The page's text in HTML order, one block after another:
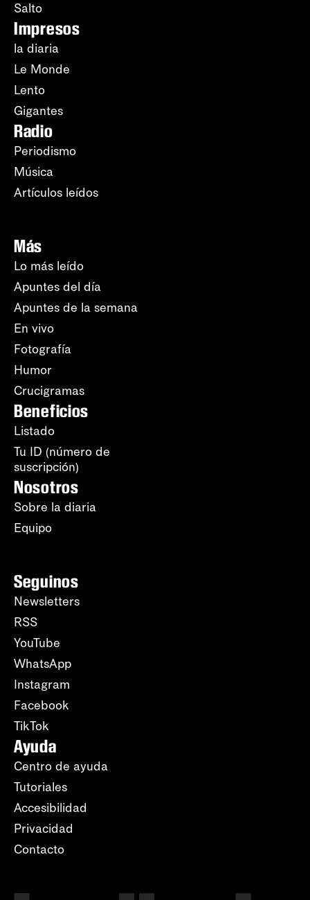
Salto
Impresos
la diaria
Le Monde
Lento
Gigantes
Radio
Periodismo
Música
Artículos leídos
Más
Lo más leído
Apuntes del día
Apuntes de la semana
En vivo
Fotografía
Humor
Crucigramas
Beneficios
Listado
Tu ID (número de
suscripción)
Nosotros
Sobre la diaria
Equipo
Seguinos
Newsletters
RSS
YouTube
WhatsApp
Instagram
Facebook
TikTok
Ayuda
Centro de ayuda
Tutoriales
Accesibilidad
Privacidad
Contacto